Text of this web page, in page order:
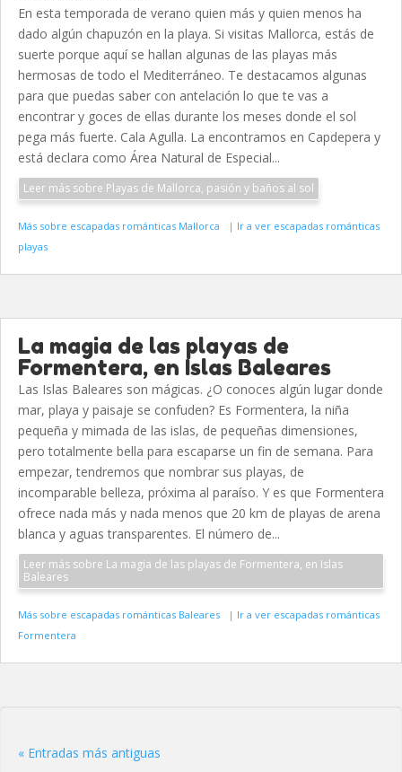
En esta temporada de verano quien más y quien menos ha
dado algún chapuzón en la playa. Si visitas Mallorca, estás de
suerte porque aquí se hallan algunas de las playas más
hermosas de todo el Mediterráneo. Te destacamos algunas
para que puedas saber con antelación lo que te vas a
encontrar y goces de ellas durante los meses donde el sol
pega más fuerte. Cala Agulla. La encontramos en Capdepera y
está declara como Área Natural de Especial...
Leer más sobre Playas de Mallorca, pasión y baños al sol
Más sobre escapadas románticas Mallorca | Ir a ver escapadas románticas
playas
La magia de las playas de
Formentera, en Islas Baleares
Las Islas Baleares son mágicas. ¿O conoces algún lugar donde
mar, playa y paisaje se confuden? Es Formentera, la niña
pequeña y mimada de las islas, de pequeñas dimensiones,
pero totalmente bella para escaparse un fin de semana. Para
empezar, tendremos que nombrar sus playas, de
incomparable belleza, próxima al paraíso. Y es que Formentera
ofrece nada más y nada menos que 20 km de playas de arena
blanca y aguas transparentes. El número de...
Leer más sobre La magia de las playas de Formentera, en Islas
Baleares
Más sobre escapadas románticas Baleares | Ir a ver escapadas románticas
Formentera
« Entradas más antiguas